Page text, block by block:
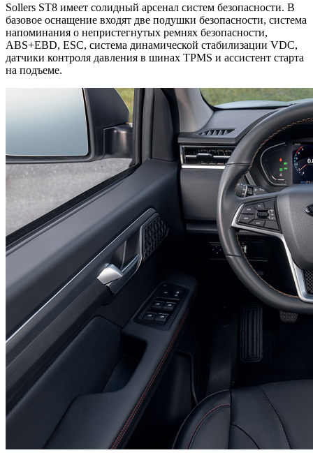
Sollers ST8 имеет солидный арсенал систем безопасности. В
базовое оснащение входят две подушки безопасности, система
напоминания о непристегнутых ремнях безопасности,
ABS+EBD, ESC, система динамической стабилизации VDC,
датчики контроля давления в шинах TPMS и ассистент старта
на подъеме.